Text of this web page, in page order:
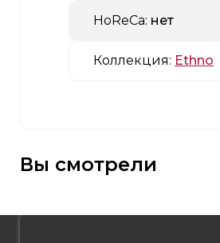
HoReCa: нет
Коллекция: Ethno
Вы смотрели